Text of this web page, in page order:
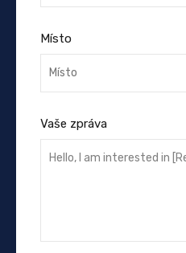
Místo
Vaše zpráva